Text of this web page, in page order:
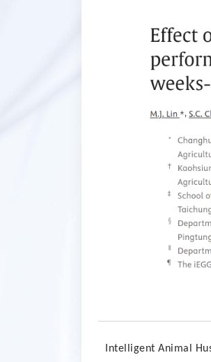
Intelligent Animal